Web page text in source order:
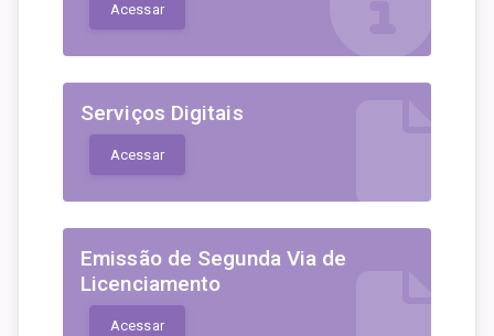
Acessar
Serviços Digitais
Acessar
Emissão de Segunda Via de
Licenciamento
Acessar